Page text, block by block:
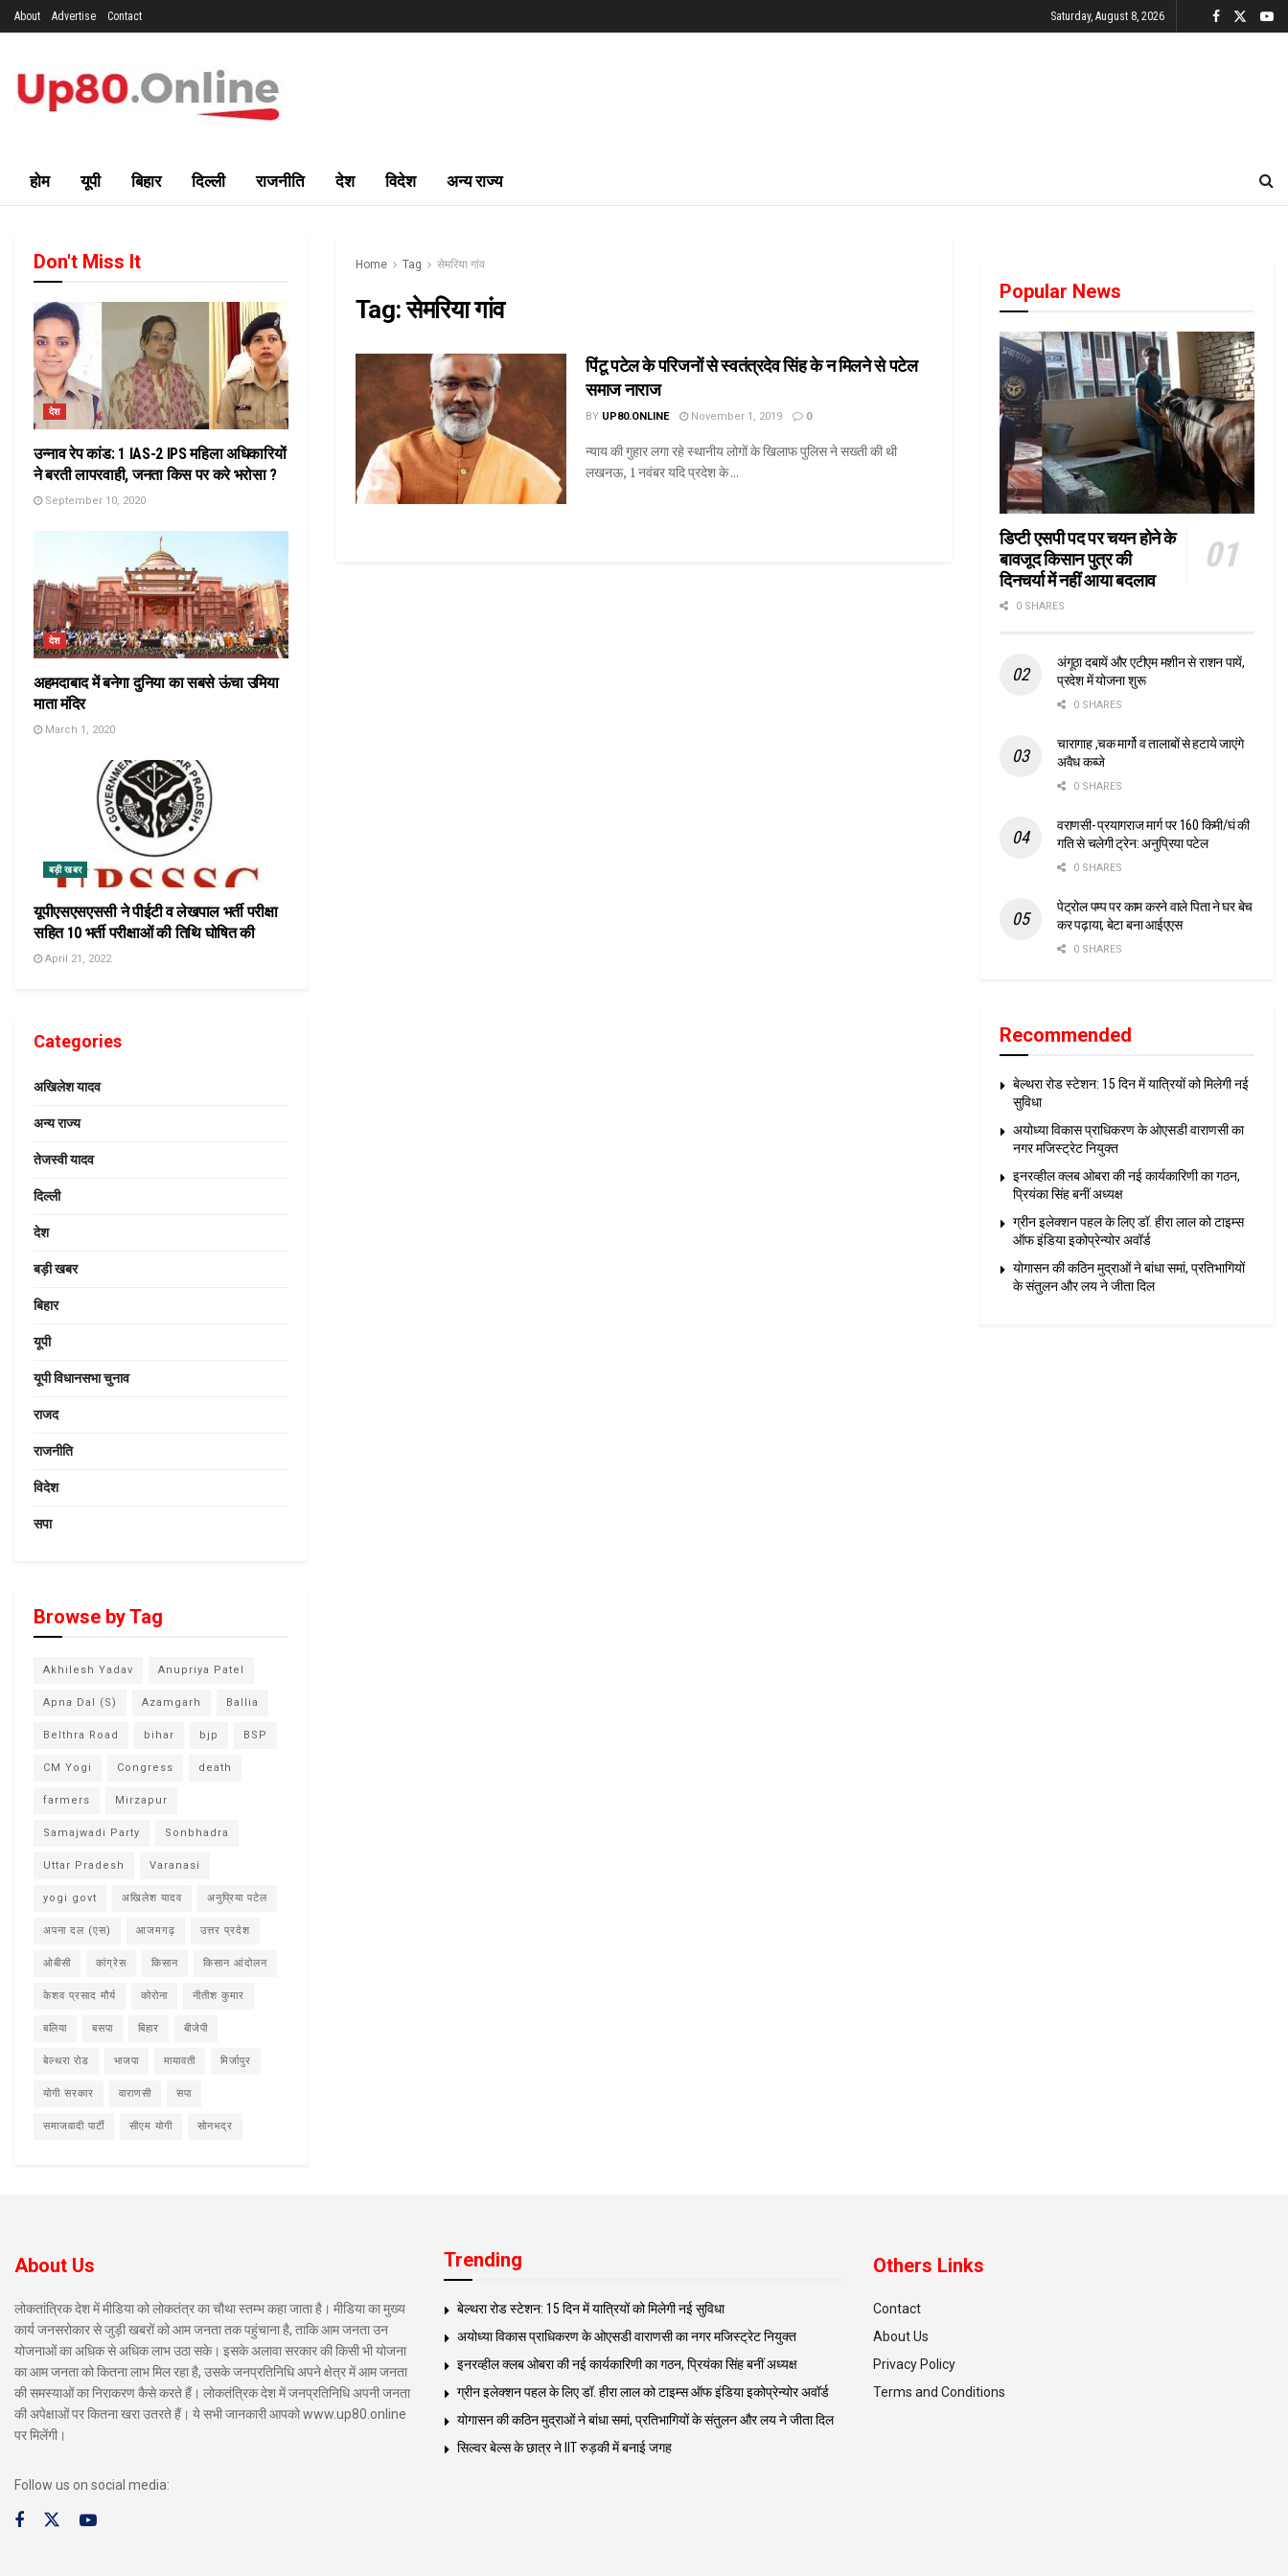
About Advertise Contact Saturday, August 8, 2026
होम यूपी बिहार दिल्ली राजनीति देश विदेश अन्य राज्य
Home Tag सेमरिया गांव
Tag:सेमरिया गांव
पिंटू पटेल के परिजनों से स्वतंत्रदेव सिंह के न मिलने से पटेल
समाज नाराज
BY UP80.ONLINE November 1, 2019 0
न्याय की गुहार लगा रहे स्थानीय लोगों के खिलाफ पुलिस ने सख्ती की थी
लखनऊ, 1 नवंबर यदि प्रदेश के ...
Don't Miss It
देश
उन्नाव रेप कांड: 1 IAS-2 IPS महिला अधिकारियों
ने बरती लापरवाही, जनता किस पर करे भरोसा ?
September 10, 2020
देश
अहमदाबाद में बनेगा दुनिया का सबसे ऊंचा उमिया
माता मंदिर
March 1, 2020
बड़ी खबर
यूपीएसएसएससी ने पीईटी व लेखपाल भर्ती परीक्षा
सहित 10 भर्ती परीक्षाओं की तिथि घोषित की
April 21, 2022
Categories
अखिलेश यादव
अन्य राज्य
तेजस्वी यादव
दिल्ली
देश
बड़ी खबर
बिहार
यूपी
यूपी विधानसभा चुनाव
राजद
राजनीति
विदेश
सपा
Browse by Tag
Akhilesh Yadav Anupriya Patel
Apna Dal (S) Azamgarh Ballia
Belthra Road bihar bjp BSP
CM Yogi Congress death
farmers Mirzapur
Samajwadi Party Sonbhadra
Uttar Pradesh Varanasi
yogi govt अखिलेश यादव अनुप्रिया पटेल
अपना दल (एस) आजमगढ़ उत्तर प्रदेश
ओबीसी कांग्रेस किसान किसान आंदोलन
केशव प्रसाद मौर्य कोरोना नीतीश कुमार
बलिया बसपा बिहार बीजेपी
बेल्थरा रोड भाजपा मायावती मिर्जापुर
योगी सरकार वाराणसी सपा
समाजवादी पार्टी सीएम योगी सोनभद्र
Popular News
डिप्टी एसपी पद पर चयन होने के
बावजूद किसान पुत्र की
दिनचर्या में नहीं आया बदलाव
0 SHARES
अंगूठा दबायें और एटीएम मशीन से राशन पायें,
प्रदेश में योजना शुरू
0 SHARES
चारागाह ,चक मार्गो व तालाबों से हटाये जाएंगे
अवैध कब्जे
0 SHARES
वराणसी- प्रयागराज मार्ग पर 160 किमी/घं की
गति से चलेगी ट्रेन: अनुप्रिया पटेल
0 SHARES
पेट्रोल पम्प पर काम करने वाले पिता ने घर बेच
कर पढ़ाया, बेटा बना आईएएस
0 SHARES
Recommended
बेल्थरा रोड स्टेशन: 15 दिन में यात्रियों को मिलेगी नई
सुविधा
अयोध्या विकास प्राधिकरण के ओएसडी वाराणसी का
नगर मजिस्ट्रेट नियुक्त
इनरव्हील क्लब ओबरा की नई कार्यकारिणी का गठन,
प्रियंका सिंह बनीं अध्यक्ष
ग्रीन इलेक्शन पहल के लिए डॉ. हीरा लाल को टाइम्स
ऑफ इंडिया इकोप्रेन्योर अवॉर्ड
योगासन की कठिन मुद्राओं ने बांधा समां, प्रतिभागियों
के संतुलन और लय ने जीता दिल
About Us
लोकतांत्रिक देश में मीडिया को लोकतंत्र का चौथा स्तम्भ कहा जाता है। मीडिया का मुख्य
कार्य जनसरोकार से जुड़ी खबरों को आम जनता तक पहुंचाना है, ताकि आम जनता उन
योजनाओं का अधिक से अधिक लाभ उठा सके। इसके अलावा सरकार की किसी भी योजना
का आम जनता को कितना लाभ मिल रहा है, उसके जनप्रतिनिधि अपने क्षेत्र में आम जनता
की समस्याओं का निराकरण कैसे करते हैं। लोकतंत्रिक देश में जनप्रतिनिधि अपनी जनता
की अपेक्षाओं पर कितना खरा उतरते हैं। ये सभी जानकारी आपको www.up80.online
पर मिलेंगी।
Follow us on social media:
Trending
बेल्थरा रोड स्टेशन: 15 दिन में यात्रियों को मिलेगी नई सुविधा
अयोध्या विकास प्राधिकरण के ओएसडी वाराणसी का नगर मजिस्ट्रेट नियुक्त
इनरव्हील क्लब ओबरा की नई कार्यकारिणी का गठन, प्रियंका सिंह बनीं अध्यक्ष
ग्रीन इलेक्शन पहल के लिए डॉ. हीरा लाल को टाइम्स ऑफ इंडिया इकोप्रेन्योर अवॉर्ड
योगासन की कठिन मुद्राओं ने बांधा समां, प्रतिभागियों के संतुलन और लय ने जीता दिल
सिल्वर बेल्स के छात्र ने IIT रुड़की में बनाई जगह
Others Links
Contact
About Us
Privacy Policy
Terms and Conditions